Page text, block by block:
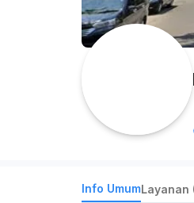
Info UmumLayanan